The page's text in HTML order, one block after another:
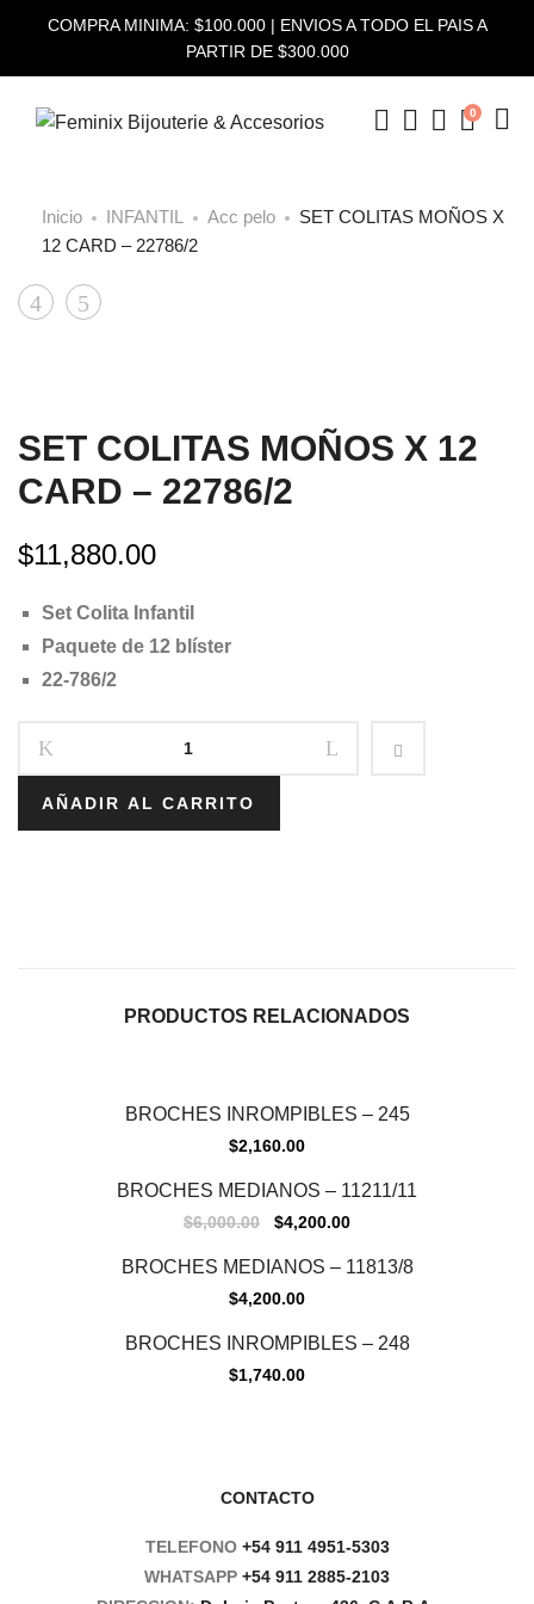
COMPRA MINIMA: $100.000 | ENVIOS A TODO EL PAIS A
PARTIR DE $300.000
0
Inicio INFANTIL Acc pelo
SET COLITAS MOÑOS X
12 CARD – 22786/2
SET
X
12
–
SET
12
CARD
22786/3
SET COLITAS MOÑOS X 12
CARD – 22786/2
$11,880.00
Set Colita Infantil
Paquete de 12 blíster
22-786/2
AÑADIR AL CARRITO
PRODUCTOS RELACIONADOS
BROCHES INROMPIBLES – 245
$2,160.00
BROCHES MEDIANOS – 11211/11
$6,000.00 $4,200.00
BROCHES MEDIANOS – 11813/8
$4,200.00
BROCHES INROMPIBLES – 248
$1,740.00
CONTACTO
TELEFONO +54 911 4951-5303
WHATSAPP +54 911 2885-2103